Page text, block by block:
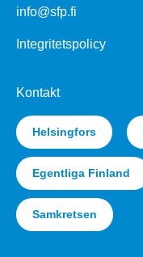
info@sfp.fi
Integritetspolicy
Kontakt
Helsingfors
Egentliga Finland
Samkretsen